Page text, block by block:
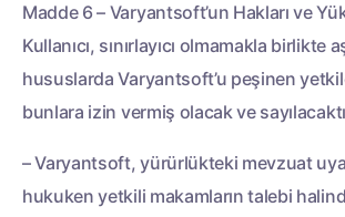
Madde 6 – Varyantsoft’un Hakları ve
Kullanıcı, sınırlayıcı olmamakla birlikte
hususlarda Varyantsoft’u peşinen
bunlara izin vermiş olacak ve
– Varyantsoft, yürürlükteki mevzuat
hukuken yetkili makamların talebi